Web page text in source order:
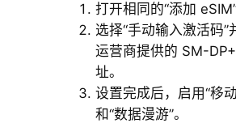
打开相同的“添加 eSIM”
选择“手动输入激活码”
运营商提供的 SM-
址。
设置完成后，启用“移
和“数据漫游”。